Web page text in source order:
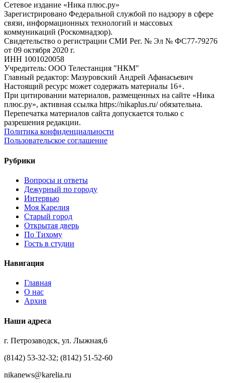
Сетевое издание «Ника плюс.ру»
Зарегистрировано Федеральной службой по надзору в сфере
связи, информационных технологий и массовых
коммуникаций (Роскомнадзор).
Свидетельство о регистрации СМИ Рег. № Эл № ФС77-79276
от 09 октября 2020 г.
ИНН 1001020058
Учредитель: ООО Телестанция "НКМ"
Главный редактор: Мазуровский Андрей Афанасьевич
Настоящий ресурс может содержать материалы 16+.
При цитировании материалов, размещенных на сайте «Ника
плюс.ру», активная ссылка https://nikaplus.ru/ обязательна.
Перепечатка материалов сайта допускается только с
разрешения редакции.
Политика конфиденциальности
Пользовательское соглашение
Рубрики
Вопросы и ответы
Дежурный по городу
Интервью
Моя Карелия
Старый город
Открытая дверь
По Тихому
Гость в студии
Навигация
Главная
О нас
Архив
Наши адреса
г. Петрозаводск, ул. Лыжная,6
(8142) 53-32-32; (8142) 51-52-60
nikanews@karelia.ru